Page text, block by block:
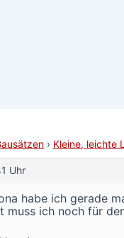
› Kleine, leichte
Uhr
habe ich gerade
muss ich noch für